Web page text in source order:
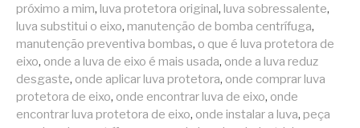
próximo a mim, luva protetora original, luva sobressalente,
luva substitui o eixo, manutenção de bomba centrífuga,
manutenção preventiva bombas, o que é luva protetora de
eixo, onde a luva de eixo é mais usada, onde a luva reduz
desgaste, onde aplicar luva protetora, onde comprar luva
protetora de eixo, onde encontrar luva de eixo, onde
encontrar luva protetora de eixo, onde instalar a luva, peça